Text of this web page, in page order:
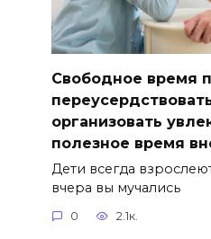
Свободное время
организовать
полезное время
Дети всегда
вчера вы мучались
0 2.1к.